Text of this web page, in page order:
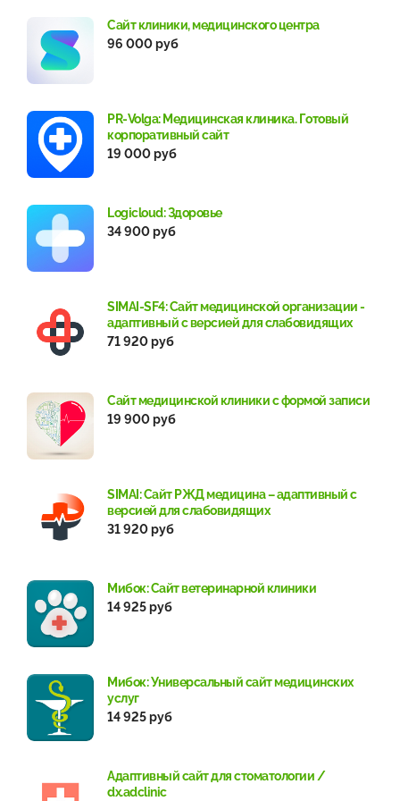
Сайт клиники, медицинского центра
96 000 руб
PR-Volga: Медицинская клиника. Готовый
корпоративный сайт
19 000 руб
Logicloud: Здоровье
34 900 руб
SIMAI-SF4: Сайт медицинской организации -
адаптивный с версией для слабовидящих
71 920 руб
Сайт медицинской клиники с формой записи
19 900 руб
SIMAI: Сайт РЖД медицина – адаптивный с
версией для слабовидящих
31 920 руб
Мибок: Сайт ветеринарной клиники
14 925 руб
Мибок: Универсальный сайт медицинских
услуг
14 925 руб
Адаптивный сайт для стоматологии /
dx.adclinic